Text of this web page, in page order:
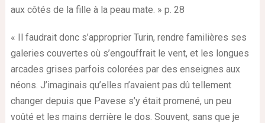
aux côtés de la fille à la peau mate. » p. 28
« Il faudrait donc s’approprier Turin, rendre familières ses
galeries couvertes où s’engouffrait le vent, et les longues
arcades grises parfois colorées par des enseignes aux
néons. J’imaginais qu’elles n’avaient pas dû tellement
changer depuis que Pavese s’y était promené, un peu
voûté et les mains derrière le dos. Souvent, sans que je